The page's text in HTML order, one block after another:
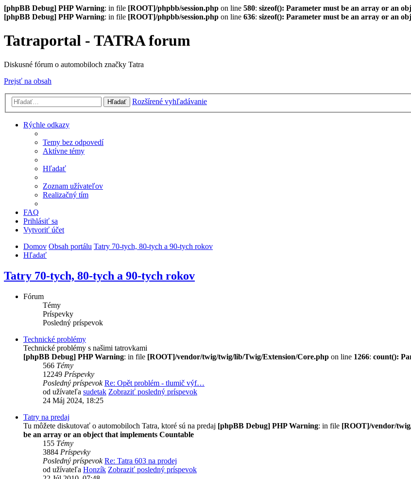
[phpBB Debug] PHP Warning: in file [ROOT]/phpbb/session.php on line 580: sizeof(): Parameter must be an array or an
[phpBB Debug] PHP Warning: in file [ROOT]/phpbb/session.php on line 636: sizeof(): Parameter must be an array or an
Tatraportal - TATRA forum
Diskusné fórum o automobiloch značky Tatra
Prejsť na obsah
Hľadať Rozšírené vyhľadávanie
Rýchle odkazy
Temy bez odpovedí
Aktívne témy
Hľadať
Zoznam užívateľov
Realizačný tím
FAQ
Prihlásiť sa
Vytvoriť účet
Domov Obsah portálu Tatry 70-tych, 80-tych a 90-tych rokov
Hľadať
Tatry 70-tych, 80-tych a 90-tych rokov
Fórum
Témy
Príspevky
Posledný príspevok
Technické problémy
Technické problémy s našimi tatrovkami
[phpBB Debug] PHP Warning: in file [ROOT]/vendor/twig/twig/lib/Twig/Extension/Core.php on line 1266: count():
566 Témy
12249 Príspevky
Posledný príspevok Re: Opět problém - tlumič výf…
od užívateľa sudetak Zobraziť posledný príspevok
24 Máj 2024, 18:25
Tatry na predaj
Tu môžete diskutovať o automobiloch Tatra, ktoré sú na predaj [phpBB Debug] PHP Warning: in file [ROOT]/vendor/
be an array or an object that implements Countable
155 Témy
3884 Príspevky
Posledný príspevok Re: Tatra 603 na prodej
od užívateľa Honzík Zobraziť posledný príspevok